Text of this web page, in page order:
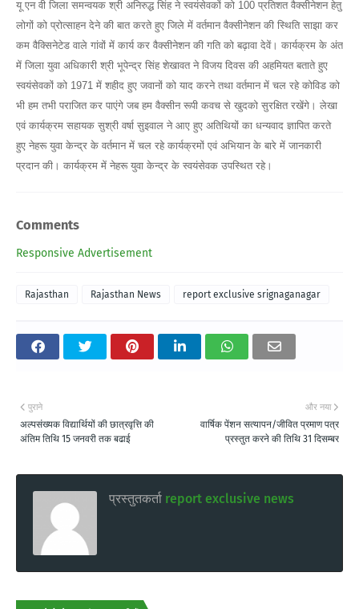
यू एन वी जिला समन्वयक श्री अनिरुद्ध सिंह ने स्वयंसेवकों को 100 प्रतिशत वैक्सीनेशन हेतु
लोगों को प्रोत्साहन देने की बात करते हुए जिले में वर्तमान वैक्सीनेशन की स्थिति साझा कर
कम वैक्सिनेटेड वाले गांवों में कार्य कर वैक्सीनेशन की गति को बढ़ावा देवें। कार्यक्रम के अंत
में जिला युवा अधिकारी श्री भूपेन्द्र सिंह शेखावत ने विजय दिवस की अहमियत बताते हुए
स्वयंसेवकों को 1971 में शहीद हुए जवानों को याद करने तथा वर्तमान में चल रहे कोविड को
भी हम तभी पराजित कर पाएंगे जब हम वैक्सीन रूपी कवच से खुदको सुरक्षित रखेंगे। लेखा
एवं कार्यक्रम सहायक सुश्री वर्षा सुइवाल ने आए हुए अतिथियों का धन्यवाद ज्ञापित करते
हुए नेहरू युवा केन्द्र के वर्तमान में चल रहे कार्यक्रमों एवं अभियान के बारे में जानकारी
प्रदान की। कार्यक्रम में नेहरू युवा केन्द्र के स्वयंसेवक उपस्थित रहे।
Comments
Responsive Advertisement
Rajasthan Rajasthan News report exclusive srignaganagar
और नया
वार्षिक पेंशन सत्यापन/जीवित प्रमाण पत्र
प्रस्तुत करने की तिथि 31 दिसम्बर
पुराने
अल्पसंख्यक विद्यार्थियों की छात्रवृत्ति की
अंतिम तिथि 15 जनवरी तक बढाई
प्रस्तुतकर्ता report exclusive news